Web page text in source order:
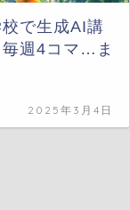
校で生成AI講
週4コマ…ま
2025年3月4日